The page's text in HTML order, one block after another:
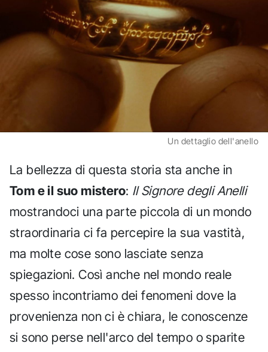
Un dettaglio dell'anello
La bellezza di questa storia sta anche in
Tom e il suo mistero: Il Signore degli Anelli
mostrandoci una parte piccola di un mondo
straordinaria ci fa percepire la sua vastità,
ma molte cose sono lasciate senza
spiegazioni. Così anche nel mondo reale
spesso incontriamo dei fenomeni dove la
provenienza non ci è chiara, le conoscenze
si sono perse nell'arco del tempo o sparite